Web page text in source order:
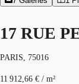
17 RUE
PARIS, 75016
11 912,66 € / m²